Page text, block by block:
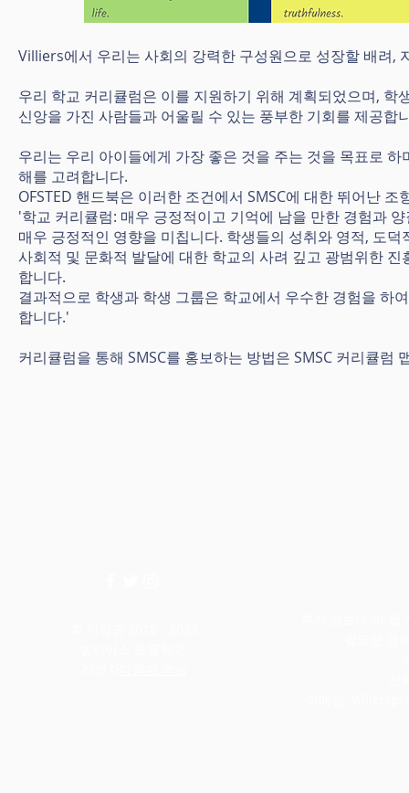
Villiers에서 우리는 사회의 강력한 구성원으로 성장할 배려,
우리 학교 커리큘럼은 이를 지원하기 위해 계획되었으며,
신앙을 가진 사람들과 어울릴 수 있는 풍부한 기회를 제공합
우리는 우리 아이들에게 가장 좋은 것을 주는 것을 목표로
해를 고려합니다.
OFSTED 핸드북은 이러한 조건에서 SMSC에 대한 뛰어난 조
'학교 커리큘럼: 매우 긍정적이고 기억에 남을 만한 경험과
매우 긍정적인 영향을 미칩니다. 학생들의 성취와 영적, 도
사회적 및 문화적 발달에 대한 학교의 사려 깊고 광범위한
합니다.
결과적으로 학생과 학생 그룹은 학교에서 우수한 경험을 하
합니다.'
커리큘럼을 통해 SMSC를 홍보하는 방법은 SMSC 커리큘럼